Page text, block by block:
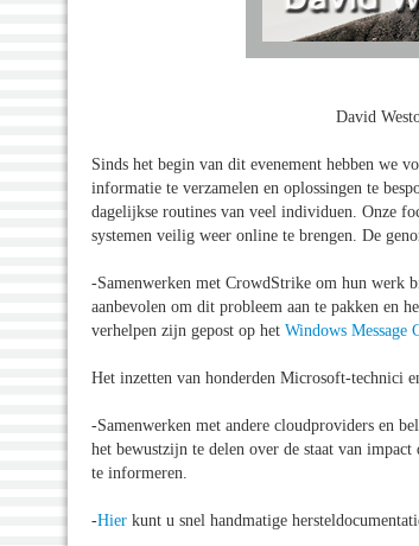
David
Sinds het begin van dit evenement hebben we
informatie te verzamelen en oplossingen te
dagelijkse routines van veel individuen. Onze
systemen veilig weer online te brengen. De
-Samenwerken met CrowdStrike om hun werk
aanbevolen om dit probleem aan te pakken en
verhelpen zijn gepost op het Windows Message
Het inzetten van honderden Microsoft-technici
-Samenwerken met andere cloudproviders en
het bewustzijn te delen over de staat van
te informeren.
-Hier kunt u snel handmatige